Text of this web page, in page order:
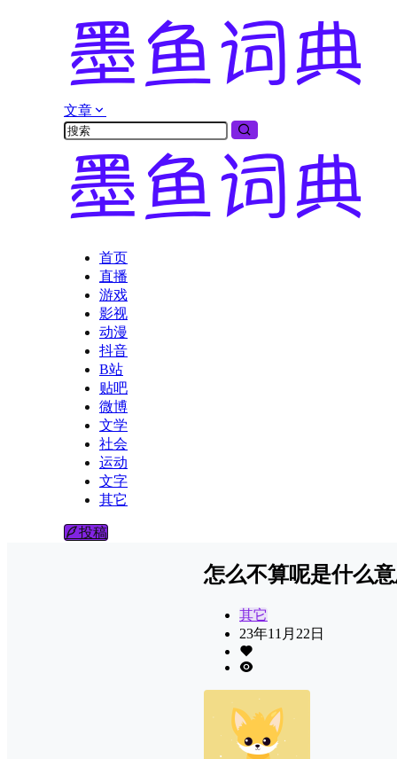
文章
首页
直播
游戏
影视
动漫
抖音
B站
贴吧
微博
文学
社会
运动
文字
其它
投稿
怎么不算呢是什么
其它
23年11月22日